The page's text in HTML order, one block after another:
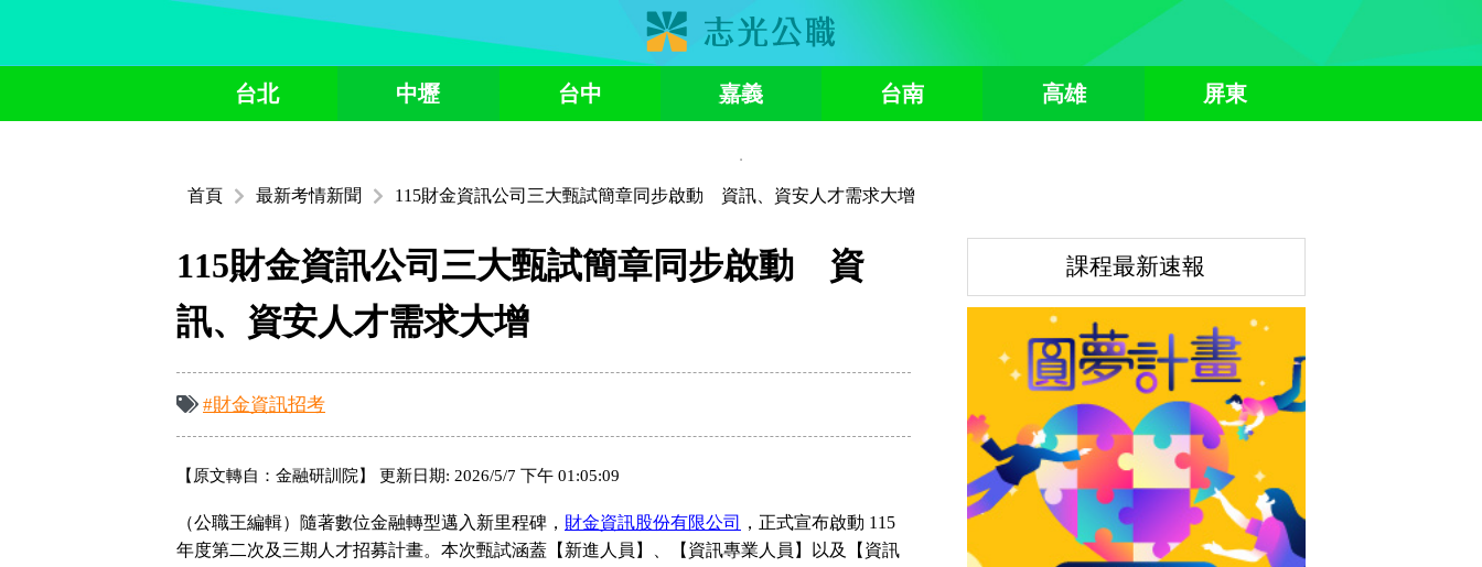
台北 中壢 台中 嘉義 台南 高雄 屏東
首頁 最新考情新聞 115財金資訊公司三大甄試簡章同步啟動 資訊、資安人才需求大增
課程最新速報
115財金資訊公司三大甄試簡章同步啟動 資
訊、資安人才需求大增
#財金資訊招考
【原文轉自：金融研訓院】 更新日期: 2026/5/7 下午 01:05:09
（公職王編輯）隨著數位金融轉型邁入新里程碑， 財金資訊股份有限公司
，正式宣布啟動 115
年度第二次及三期人才招募計畫。本次甄試涵蓋【新進人員】、【資訊專業人員】以及【資訊